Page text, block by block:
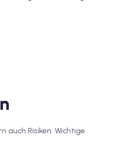
auch Risiken. Wichtige